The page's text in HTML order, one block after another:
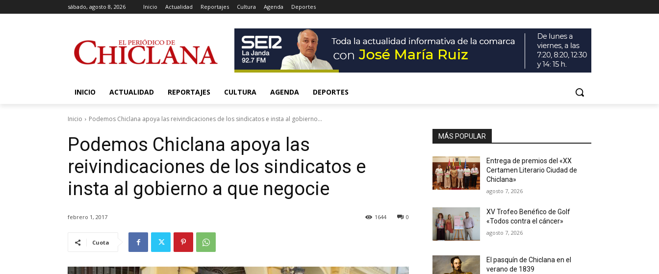
sábado, agosto 8, 2026 Inicio Actualidad Reportajes Cultura Agenda Deportes
INICIO ACTUALIDAD REPORTAJES CULTURA AGENDA DEPORTES
Inicio Podemos Chiclana apoya las reivindicaciones de los sindicatos e insta al gobierno...
Podemos Chiclana apoya las
reivindicaciones de los sindicatos e
insta al gobierno a que negocie
febrero 1, 2017 0
1644
Cuota
MÁS POPULAR
Entrega de premios del «XX
Certamen Literario Ciudad de
Chiclana»
agosto 7, 2026
XV Trofeo Benéfico de Golf
«Todos contra el cáncer»
agosto 7, 2026
El pasquín de Chiclana en el
verano de 1839